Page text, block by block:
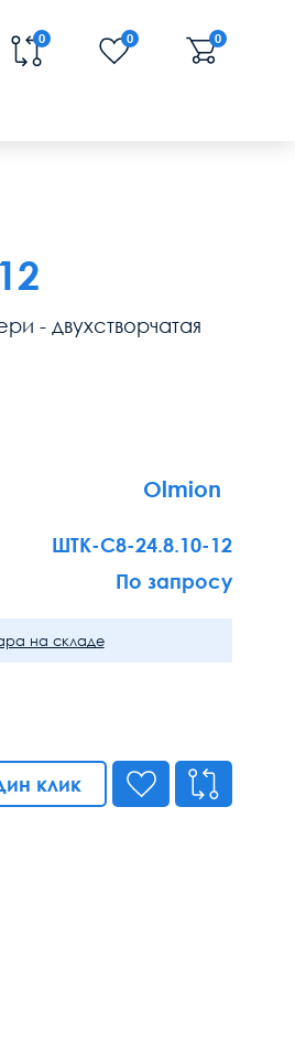
0 0 0
- двухстворчатая
Olmion
ШТК-С8-24.8.10-12
По запросу
на складе
клик